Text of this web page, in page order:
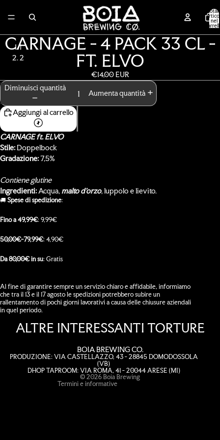
nel
1
2
immagine
schermo
intero
immagine
schermo
intero
CARNAGE - 4 PACK 33 CL -
FT. ELVO
€14,00 EUR
Diminuisci quantità
Aumenta quantità
Aggiungi al carrello
CARNAGE ft. ELVO
Stile:Doppelbock
Gradazione:7,5%
Contiene glutine
Ingredienti:Acqua,malto d'orzo, luppolo e lievito.
🚚​ Spese di spedizione:
Fino a 49,99€: 9,99€
50,00€-79,99€: 4,90€
Da 80,00€ in su: Gratis
Al fine di garantire sempre un servizio chiaro e affidabile, informiamo
che tra il 13 e il 17 agosto le spedizioni potrebbero subire un
rallentamento di pochi giorni lavorativi a causa delle chiusure aziendali
in quel periodo.
ALTRE INTERESSANTI TORTURE
BOIA BREWING CO.
PRODUZIONE: VIA CASTELLAZZO, 43 - 28845 DOMODOSSOLA
(VB)
DHOP TAPROOM: VIA ROMA, 41 - 20044 ARESE (MI)
© 2026 Boia Brewing
Termini e informative
Informativa sulla privacy
Informativa sui rimborsi
Informativa sulle spedizioni
Recapiti